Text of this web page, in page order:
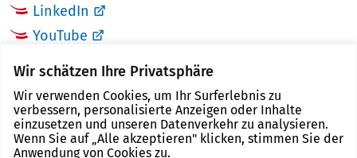
Wir schätzen Ihre Privatsphäre
Wir verwenden Cookies, um Ihr Surferlebnis zu
verbessern, personalisierte Anzeigen oder Inhalte
einzusetzen und unseren Datenverkehr zu analysieren.
Wenn Sie auf „Alle akzeptieren" klicken, stimmen Sie der
Anwendung von Cookies zu.
LinkedIn
YouTube
LINKS
Landkreis Zwickau
Tourismusregion Zwickau